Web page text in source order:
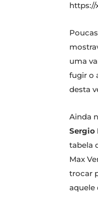
https://
uma
fugir o
desta
Ainda
Sergio
tabela
Max
trocar
aquele